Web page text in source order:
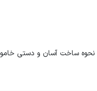
نحوه ساخت آسان و دستی